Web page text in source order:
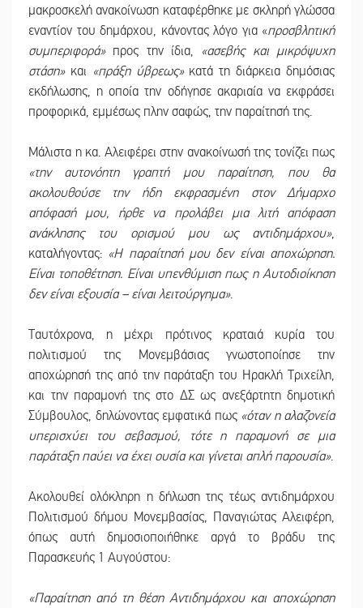
μακροσκελή ανακοίνωση καταφέρθηκε με σκληρή γλώσσα
εναντίον του δημάρχου, κάνοντας λόγο για «προσβλητική
συμπεριφορά»προς την ίδια, «ασεβής και μικρόψυχη
στάση»και «πράξη ύβρεως»κατά τη διάρκεια δημόσιας
εκδήλωσης, η οποία την οδήγησε ακαριαία να εκφράσει
προφορικά, εμμέσως πλην σαφώς, την παραίτησή της.
Μάλιστα η κα. Αλειφέρει στην ανακοίνωσή της τονίζει πως
«την αυτονόητη γραπτή μου παραίτηση, που θα
ακολουθούσε την ήδη εκφρασμένη στον Δήμαρχο
απόφασή μου, ήρθε να προλάβει μια λιτή απόφαση
ανάκλησης του ορισμού μου ως αντιδημάρχου»,
καταλήγοντας: «Η παραίτησή μου δεν είναι αποχώρηση.
Είναι τοποθέτηση. Είναι υπενθύμιση πως η Αυτοδιοίκηση
δεν είναι εξουσία – είναι λειτούργημα».
Ταυτόχρονα, η μέχρι πρότινος κραταιά κυρία του
πολιτισμού της Μονεμβάσιας γνωστοποίησε την
αποχώρησή της από την παράταξη του Ηρακλή Τριχείλη,
και την παραμονή της στο ΔΣ ως ανεξάρτητη δημοτική
Σύμβουλος, δηλώνοντας εμφατικά πως «όταν η αλαζονεία
υπερισχύει του σεβασμού, τότε η παραμονή σε μια
παράταξη παύει να έχει ουσία και γίνεται απλή παρουσία».
Ακολουθεί ολόκληρη η δήλωση της τέως αντιδημάρχου
Πολιτισμού δήμου Μονεμβασίας, Παναγιώτας Αλειφέρη,
όπως αυτή δημοσιοποιήθηκε αργά το βράδυ της
Παρασκευής 1 Αυγούστου:
«Παραίτηση από τη θέση Αντιδημάρχου και αποχώρηση